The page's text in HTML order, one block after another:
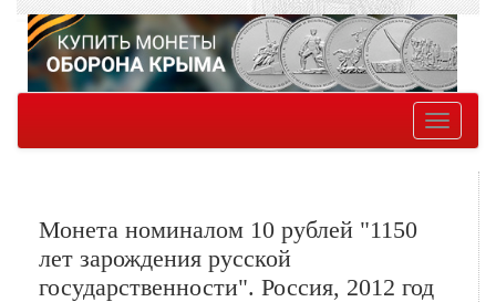
Toggle
Монета номиналом 10 рублей "1150
лет зарождения русской
государственности". Россия, 2012 год